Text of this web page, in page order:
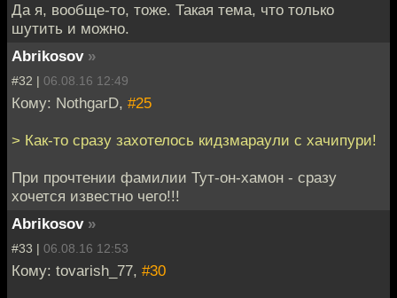
Да я, вообще-то, тоже. Такая тема, что только
шутить и можно.
Abrikosov »
#32 | 06.08.16 12:49
Кому: NothgarD, #25
> Как-то сразу захотелось кидзмараули с хачипури!
При прочтении фамилии Тут-он-хамон - сразу
хочется известно чего!!!
Abrikosov »
#33 | 06.08.16 12:53
Кому: tovarish_77, #30